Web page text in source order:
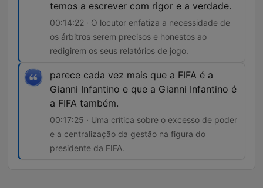
temos a escrever com rigor e a verdade.
00:14:22 · O locutor enfatiza a necessidade de
os árbitros serem precisos e honestos ao
redigirem os seus relatórios de jogo.
parece cada vez mais que a FIFA é a
Gianni Infantino e que a Gianni Infantino é
a FIFA também.
00:17:25 · Uma crítica sobre o excesso de poder
e a centralização da gestão na figura do
presidente da FIFA.